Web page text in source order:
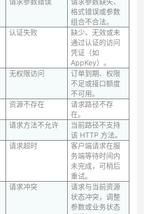
格式错误或参数
组合不合法。
认证失败
缺少、无效或未
通过认证的访问
凭证（如
AppKey）。
无权限访问
订单到期、权限
不足或接口额度
不可用。
资源不存在
请求路径不存
在。
请求方法不允许
当前路径不支持
该 HTTP 方法。
请求超时
客户端请求在服
务端等待时间内
未完成，可稍后
重试。
请求冲突
请求与当前资源
状态冲突，调整
参数或业务状态